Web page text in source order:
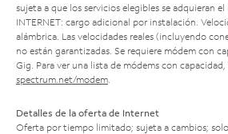
sujeta a que los servicios elegibles se adquieran el
INTERNET: cargo adicional por instalación.
alámbrica. Las velocidades reales (incluyendo
no están garantizadas. Se requiere módem con
Gig. Para ver una lista de módems con
spectrum.net/modem
Detalles de la oferta de Internet
Oferta por tiempo limitado; sujeta a cambios;